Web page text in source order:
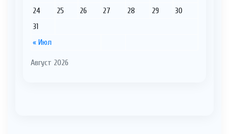
Август 2026
« Июл
24
25 26 27 28 29
30
31